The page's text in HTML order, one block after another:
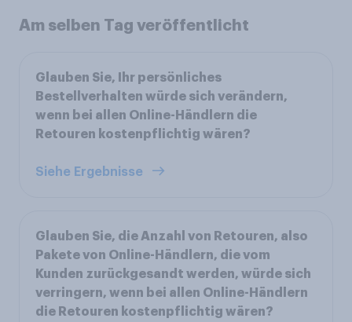
Am selben Tag veröffentlicht
Glauben Sie, Ihr persönliches
Bestellverhalten würde sich verändern,
wenn bei allen Online-Händlern die
Retouren kostenpflichtig wären?
Siehe Ergebnisse
Glauben Sie, die Anzahl von Retouren, also
Pakete von Online-Händlern, die vom
Kunden zurückgesandt werden, würde sich
verringern, wenn bei allen Online-Händlern
die Retouren kostenpflichtig wären?